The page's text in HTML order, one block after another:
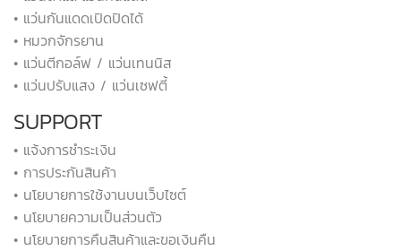
• แว่นกันแดดเปิดปิดได้
• หมวกจักรยาน
• แว่นตีกอล์ฟ / แว่นเทนนิส
• แว่นปรับแสง / แว่นเซฟตี้
SUPPORT
• แจ้งการชำระเงิน
• การประกันสินค้า
• นโยบายการใช้งานบนเว็บไซต์
• นโยบายความเป็นส่วนตัว
• นโยบายการคืนสินค้าและขอเงินคืน